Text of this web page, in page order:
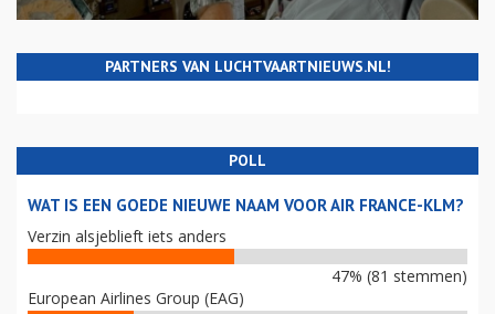
PARTNERS VAN LUCHTVAARTNIEUWS.NL!
POLL
WAT IS EEN GOEDE NIEUWE NAAM VOOR AIR FRANCE-KLM?
Verzin alsjeblieft iets anders
47% (81 stemmen)
European Airlines Group (EAG)